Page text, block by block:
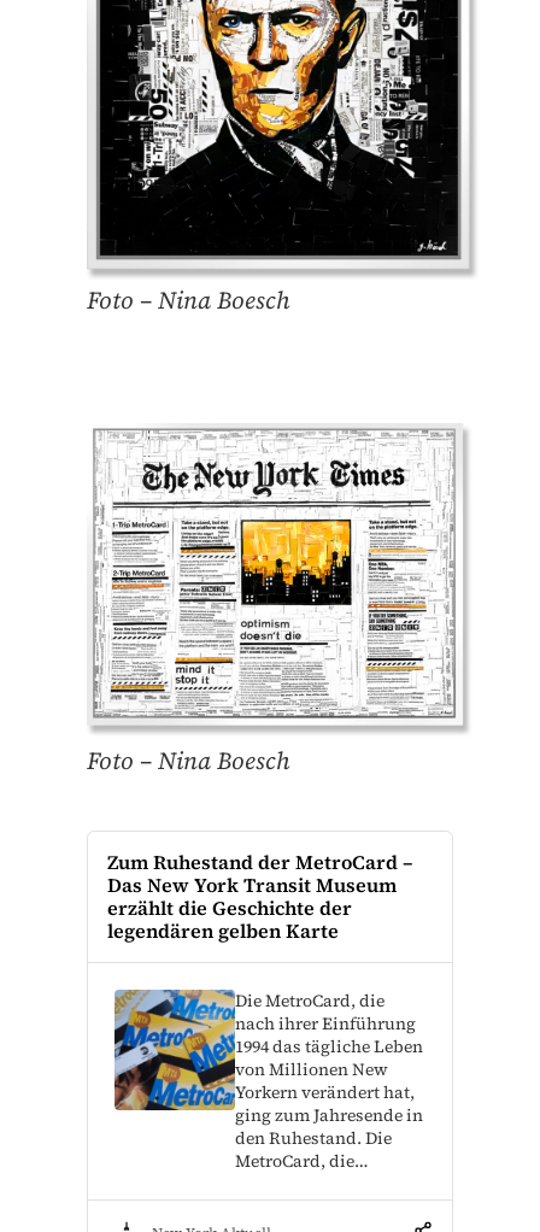
Foto – Nina Boesch
Foto – Nina Boesch
Zum Ruhestand der MetroCard –
Das New York Transit Museum
erzählt die Geschichte der
legendären gelben Karte
Die MetroCard, die
nach ihrer Einführung
1994 das tägliche Leben
von Millionen New
Yorkern verändert hat,
ging zum Jahresende in
den Ruhestand. Die
MetroCard, die…